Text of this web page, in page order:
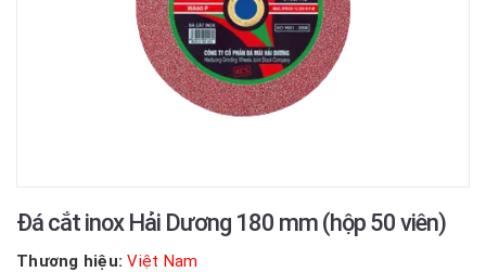
Đá cắt inox Hải Dương 180 mm (hộp 50 viên)
Thương hiệu: Việt Nam